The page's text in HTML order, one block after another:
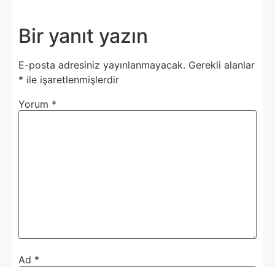
Bir yanıt yazın
E-posta adresiniz yayınlanmayacak. Gerekli alanlar
* ile işaretlenmişlerdir
Yorum *
Ad *